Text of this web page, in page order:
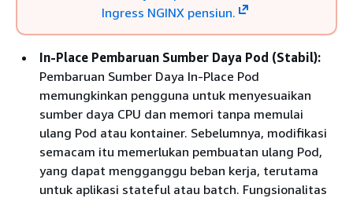
Ingress NGINX pensiun.
In-Place Pembaruan Sumber Daya Pod (Stabil):
Pembaruan Sumber Daya In-Place Pod
memungkinkan pengguna untuk menyesuaikan
sumber daya CPU dan memori tanpa memulai
ulang Pod atau kontainer. Sebelumnya, modifikasi
semacam itu memerlukan pembuatan ulang Pod,
yang dapat mengganggu beban kerja, terutama
untuk aplikasi stateful atau batch. Fungsionalitas